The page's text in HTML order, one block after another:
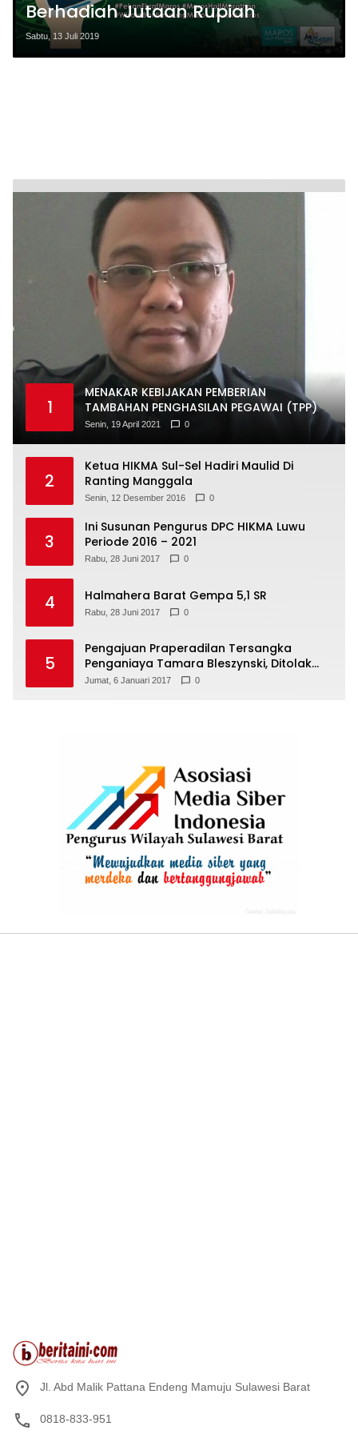
Berhadiah Jutaan Rupiah
Sabtu, 13 Juli 2019
1
MENAKAR KEBIJAKAN PEMBERIAN
TAMBAHAN PENGHASILAN PEGAWAI (TPP)
Senin, 19 April 2021 0
2
Ketua HIKMA Sul-Sel Hadiri Maulid Di
Ranting Manggala
Senin, 12 Desember 2016 0
3
Ini Susunan Pengurus DPC HIKMA Luwu
Periode 2016 – 2021
Rabu, 28 Juni 2017 0
4 Halmahera Barat Gempa 5,1 SR
Rabu, 28 Juni 2017 0
5
Pengajuan Praperadilan Tersangka
Penganiaya Tamara Bleszynski, Ditolak
Hakim
Jumat, 6 Januari 2017 0
Jl. Abd Malik Pattana Endeng Mamuju Sulawesi Barat
0818-833-951